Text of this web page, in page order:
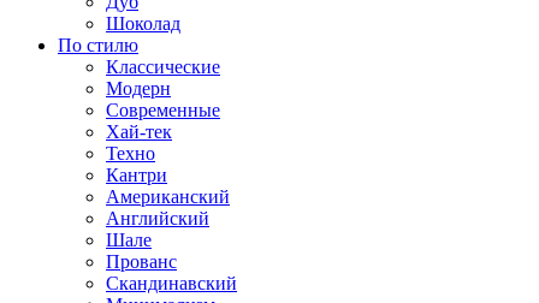
Шоколад
По стилю
Классические
Модерн
Современные
Хай-тек
Техно
Кантри
Американский
Английский
Шале
Прованс
Скандинавский